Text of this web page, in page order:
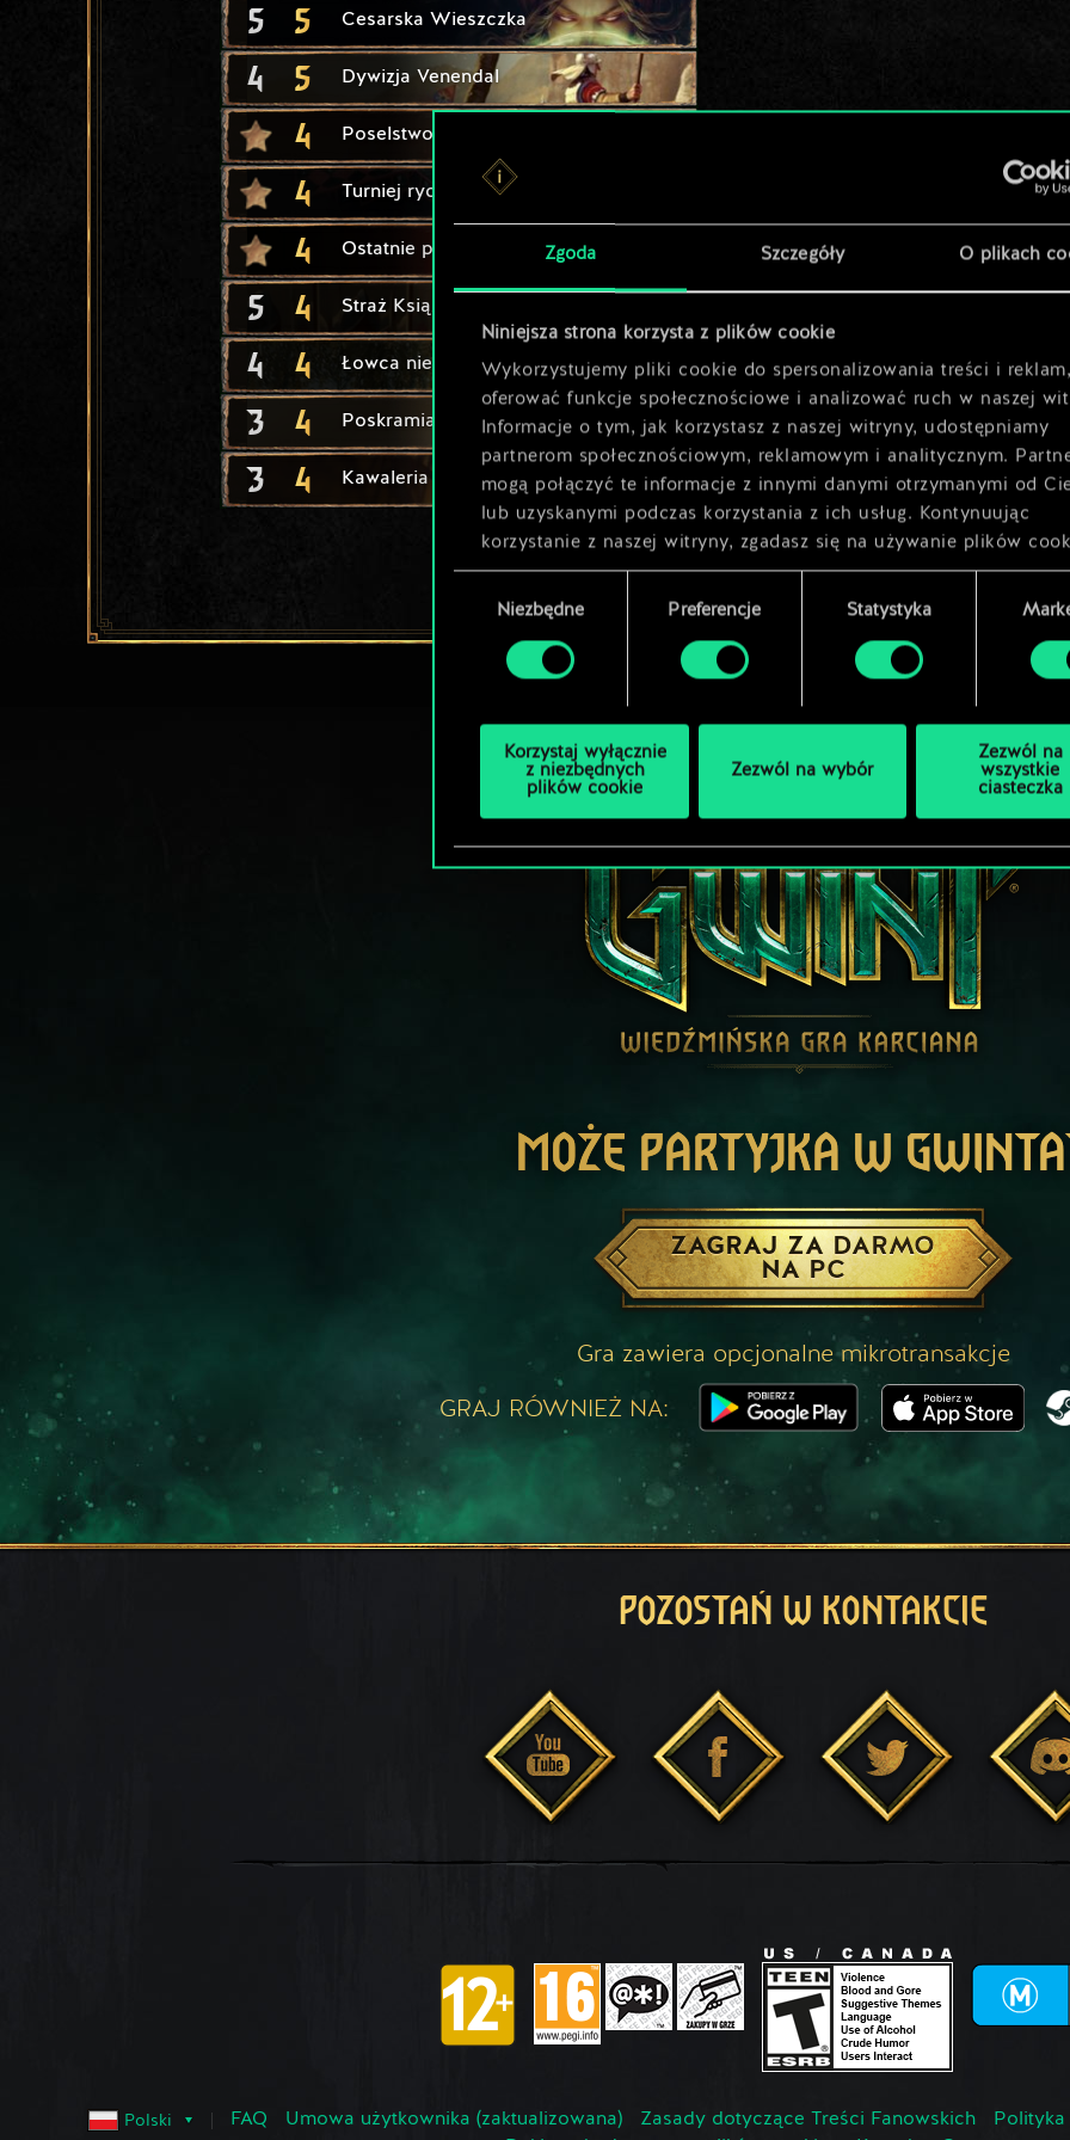
Zgoda Szczegóły O plikach
Niniejsza strona korzysta z plików cookie
Wykorzystujemy pliki cookie do spersonalizowania treści i
oferować funkcje społecznościowe i analizować ruch w naszej
Informacje o tym, jak korzystasz z naszej witryny, udostępniamy
partnerom społecznościowym, reklamowym i analitycznym.
mogą połączyć te informacje z innymi danymi otrzymanymi od
lub uzyskanymi podczas korzystania z ich usług. Kontynuując
korzystanie z naszej witryny, zgadasz się na używanie plików
zgodyNiezbędne Preferencje Statystyka
Korzystaj wyłącznie
z niezbędnych
plików cookie
Zezwól na wybór
Zezwól na
wszystkie
ciasteczka
5 5 Cesarska Wieszczka
4 5 Dywizja Venendal
4 Poselstwo
4 Turniej rycerski
4 Ostatnie przygotowania
5 4 Straż Książęca
4 4 Łowca niewolników
3 4 Poskramiacz
3 4 Kawaleria Ard Feainn
MOŻE PARTYJKA W
ZAGRAJ ZA DARMO
NA PC
Gra zawiera opcjonalne mikrotransakcje
GRAJ RÓWNIEŻ NA:
POZOSTAŃ W KONTAKCIE
Polski FAQ Umowa użytkownika (zaktualizowana) Zasady dotyczące Treści Fanowskich